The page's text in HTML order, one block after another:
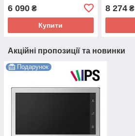
руху
6 090 ₴
Купити
8 274₴
Акційні пропозиції та новинки
Подарунок